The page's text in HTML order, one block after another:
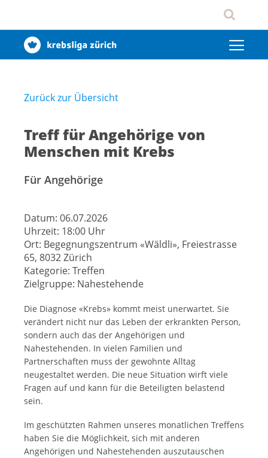
Zurück zur Übersicht
Treff für Angehörige von
Menschen mit Krebs
Für Angehörige
Datum: 06.07.2026
Uhrzeit: 18:00 Uhr
Ort: Begegnungszentrum «Wäldli», Freiestrasse
65, 8032 Zürich
Kategorie: Treffen
Zielgruppe: Nahestehende
Die Diagnose «Krebs» kommt meist unerwartet. Sie
verändert nicht nur das Leben der erkrankten Person,
sondern auch das der Angehörigen und
Nahestehenden. In vielen Familien und
Partnerschaften muss der gewohnte Alltag
neugestaltet werden. Die neue Situation wirft viele
Fragen auf und kann für die Beteiligten belastend
sein.
Im geschützten Rahmen unseres monatlichen Treffens
haben Sie die Möglichkeit, sich mit anderen
Angehörigen und Nahestehenden auszutauschen